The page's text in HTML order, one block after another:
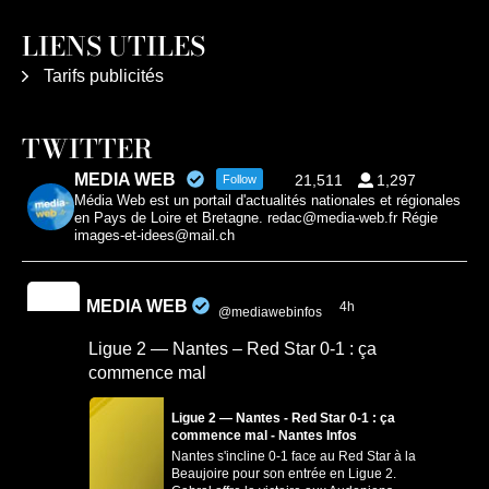
LIENS UTILES
Tarifs publicités
TWITTER
MEDIA WEB Follow 21,511 1,297
Média Web est un portail d'actualités nationales et régionales
en Pays de Loire et Bretagne. redac@media-web.fr Régie
images-et-idees@mail.ch
MEDIA WEB @mediawebinfos 4h
Ligue 2 — Nantes – Red Star 0-1 : ça
commence mal
Ligue 2 — Nantes - Red Star 0-1 : ça
commence mal - Nantes Infos
Nantes s'incline 0-1 face au Red Star à la
Beaujoire pour son entrée en Ligue 2.